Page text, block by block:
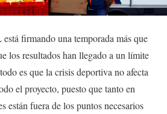
firmando una temporada más que
los resultados han llegado a un límite
es que la crisis deportiva no afecta
el proyecto, puesto que tanto en
están fuera de los puntos necesarios